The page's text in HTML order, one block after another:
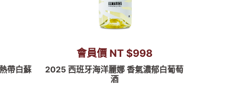
帶白蘇
會員價 NT $998
2025 西班牙海洋麗娜 香氣濃郁白葡萄
酒